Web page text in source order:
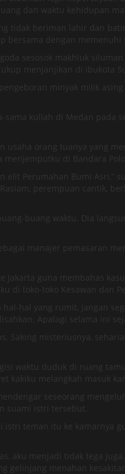
dan waktu kehidupan
tidak beriman lahir dan
dengan memenuhi
sesosok makhluk
menjanjikan di ibukota
minyak milik
kuliah di Medan
orang tuanya yang
menjemputku di Bandara
Perumahan Bumi Asri,”
perempuan cantik,
buang waktu. Dia
manajer pemasaran
guna membahas
di toko-toko Kesawan dan
hal yang rumit, jangan
Apalagi selama ini
Saking misteriusnya,
waktu duduk di ruang
kakiku melangkah masuk
seseorang
suami istri tersebut.
teman itu ke kamarnya
aku menjadi tidak tega
gelinjang menahan kesakitan.